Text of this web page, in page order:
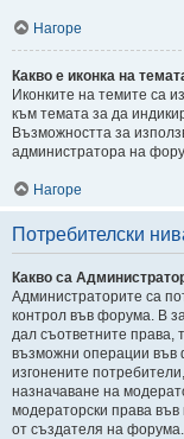
Нагоре
Какво е иконка на
Иконките на темите са
към темата за да
Възможността за
администратора на
Нагоре
Потребителски
Какво са
Администраторите са
контрол във форума. В
дал съответните права,
възможни операции във
изгонените
назначаване на
модераторски права
от създателя на форума.